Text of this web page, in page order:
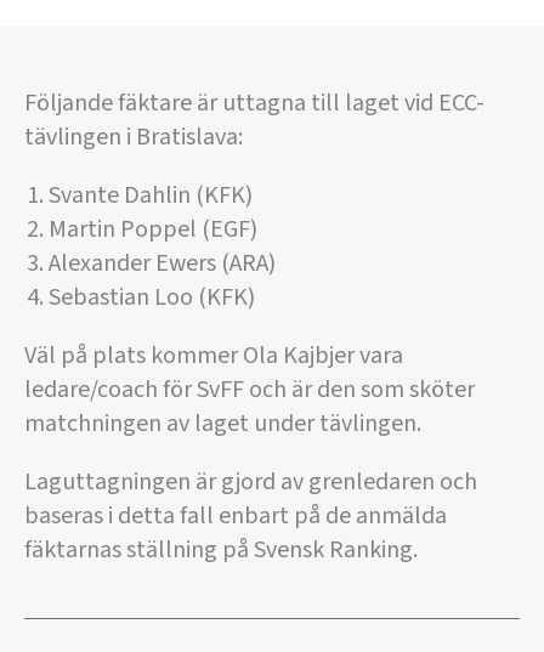
Följande fäktare är uttagna till laget vid ECC-
tävlingen i Bratislava:
Svante Dahlin (KFK)
Martin Poppel (EGF)
Alexander Ewers (ARA)
Sebastian Loo (KFK)
Väl på plats kommer Ola Kajbjer vara
ledare/coach för SvFF och är den som sköter
matchningen av laget under tävlingen.
Laguttagningen är gjord av grenledaren och
baseras i detta fall enbart på de anmälda
fäktarnas ställning på Svensk Ranking.